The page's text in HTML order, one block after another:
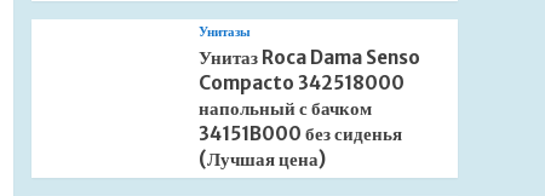
Унитазы
Унитаз Roca Dama Senso
Compacto 342518000
напольный с бачком
34151B000 без сиденья
(Лучшая цена)